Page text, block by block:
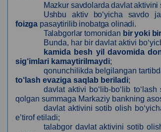
Mazkur savdolarda davlat
Ushbu aktiv bo‘yicha savdo
foizga pasaytirilib inobatga olinadi.
Talabgorlar tomonidan bir yoki
Bunda, har bir davlat aktivi
kamida besh yil davomida
sig‘imlari kamaytirilmaydi;
qonunchilikda belgilangan
to‘lash evaziga saqlab beriladi;
davlat aktivi bo‘lib-bo‘lib
qolgan summaga Markaziy bankning
davlat aktivini sotib olish
eʼtirof etiladi;
talabgor davlat aktivini sotib